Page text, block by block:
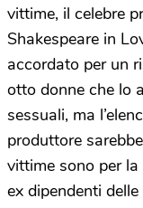
vittime, il celebre
Shakespeare in
accordato per un
otto donne che lo
sessuali, ma
produttore
vittime sono per
ex dipendenti